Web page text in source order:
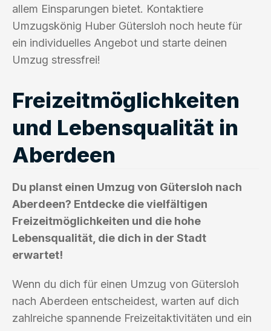
allem Einsparungen bietet. Kontaktiere
Umzugskönig Huber Gütersloh noch heute für
ein individuelles Angebot und starte deinen
Umzug stressfrei!
Freizeitmöglichkeiten
und Lebensqualität in
Aberdeen
Du planst einen Umzug von Gütersloh nach
Aberdeen? Entdecke die vielfältigen
Freizeitmöglichkeiten und die hohe
Lebensqualität, die dich in der Stadt
erwartet!
Wenn du dich für einen Umzug von Gütersloh
nach Aberdeen entscheidest, warten auf dich
zahlreiche spannende Freizeitaktivitäten und ein